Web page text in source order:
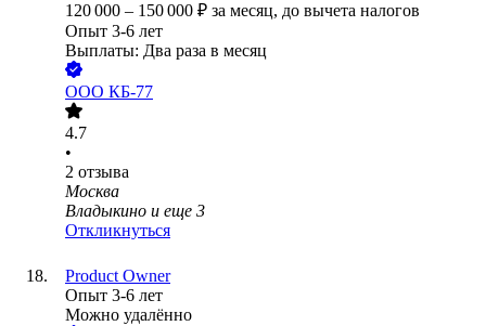
120 000 – 150 000 ₽ за месяц, до вычета налогов
Опыт 3-6 лет
Выплаты: Два раза в месяц
ООО КБ-77
4.7
•
2 отзыва
Москва
Владыкино и еще 3
Откликнуться
Product Owner
Опыт 3-6 лет
Можно удалённо